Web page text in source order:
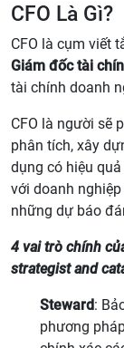
CFO Là Gì?
CFO là cụm viết
Giám đốc tài
tài chính doanh
CFO là người sẽ
phân tích, xây
dụng có hiệu
với doanh
những dự báo
4 vai trò chính
strategist and
Steward:
phương